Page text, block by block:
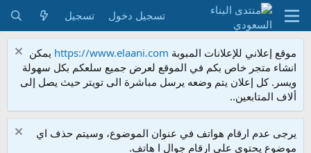
تسجيل دخول تسجيل
موقع إعلاني للإعلانات المبوبة https://www.elaani.com يمكن
انشاء متجر خاص بكم في الموقع لعرض جميع سلعكم بكل سهولة
ويسر. كل إعلان يتم وضعه يرسل مباشرة الى تويتر حيث يصل إلى
ألاف المتابعين..
يرجى عدم ارقام هواتف في عنوان الموضوع، وسيتم حذف اي
موضوع يحتوى على ارقام جوال ا هاتف.